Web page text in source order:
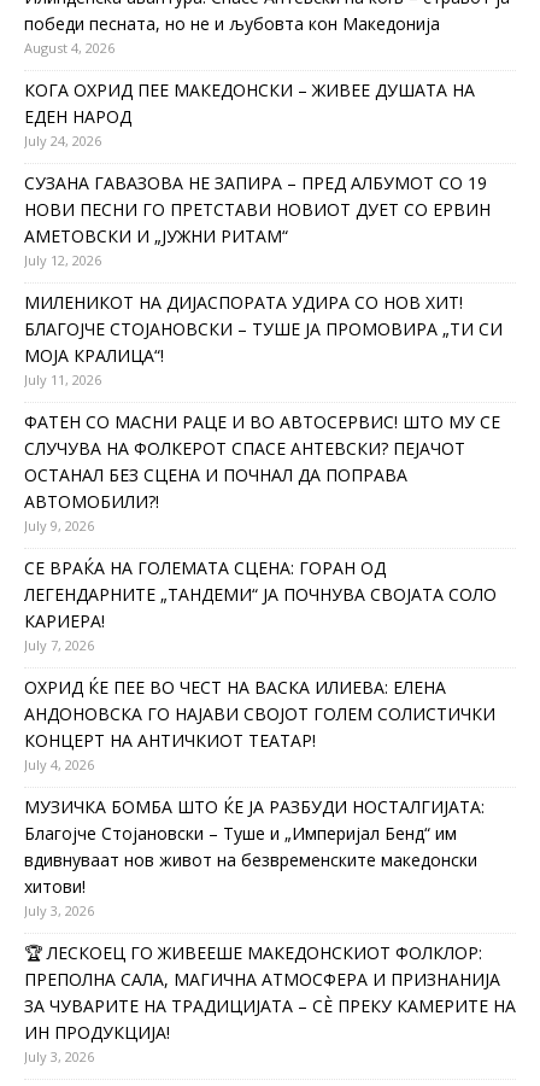
победи песната, но не и љубовта кон Македонија
August 4, 2026
КОГА ОХРИД ПЕЕ МАКЕДОНСКИ – ЖИВЕЕ ДУШАТА НА
ЕДЕН НАРОД
July 24, 2026
СУЗАНА ГАВАЗОВА НЕ ЗАПИРА – ПРЕД АЛБУМОТ СО 19
НОВИ ПЕСНИ ГО ПРЕТСТАВИ НОВИОТ ДУЕТ СО ЕРВИН
АМЕТОВСКИ И „ЈУЖНИ РИТАМ“
July 12, 2026
МИЛЕНИКОТ НА ДИЈАСПОРАТА УДИРА СО НОВ ХИТ!
БЛАГОЈЧЕ СТОЈАНОВСКИ – ТУШЕ ЈА ПРОМОВИРА „ТИ СИ
МОЈА КРАЛИЦА“!
July 11, 2026
ФАТЕН СО МАСНИ РАЦЕ И ВО АВТОСЕРВИС! ШТО МУ СЕ
СЛУЧУВА НА ФОЛКЕРОТ СПАСЕ АНТЕВСКИ? ПЕЈАЧОТ
ОСТАНАЛ БЕЗ СЦЕНА И ПОЧНАЛ ДА ПОПРАВА
АВТОМОБИЛИ?!
July 9, 2026
СЕ ВРАЌА НА ГОЛЕМАТА СЦЕНА: ГОРАН ОД
ЛЕГЕНДАРНИТЕ „ТАНДЕМИ“ ЈА ПОЧНУВА СВОЈАТА СОЛО
КАРИЕРА!
July 7, 2026
ОХРИД ЌЕ ПЕЕ ВО ЧЕСТ НА ВАСКА ИЛИЕВА: ЕЛЕНА
АНДОНОВСКА ГО НАЈАВИ СВОЈОТ ГОЛЕМ СОЛИСТИЧКИ
КОНЦЕРТ НА АНТИЧКИОТ ТЕАТАР!
July 4, 2026
МУЗИЧКА БОМБА ШТО ЌЕ ЈА РАЗБУДИ НОСТАЛГИЈАТА:
Благојче Стојановски – Туше и „Империјал Бенд“ им
вдивнуваат нов живот на безвременските македонски
хитови!
July 3, 2026
🏆 ЛЕСКОЕЦ ГО ЖИВЕЕШЕ МАКЕДОНСКИОТ ФОЛКЛОР:
ПРЕПОЛНА САЛА, МАГИЧНА АТМОСФЕРА И ПРИЗНАНИЈА
ЗА ЧУВАРИТЕ НА ТРАДИЦИЈАТА – СÈ ПРЕКУ КАМЕРИТЕ НА
ИН ПРОДУКЦИЈА!
July 3, 2026